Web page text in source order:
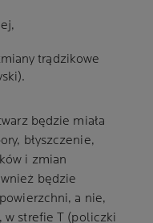
trądzikowe
będzie miała
błyszczenie,
i zmian
będzie
a nie,
w strefie T (policzki